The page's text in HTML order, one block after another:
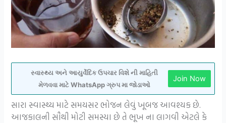
સ્વાસ્થ્ય અને આયુર્વેદિક ઉપચાર વિશે ની માહિતી
મેળવવા માટે WhatsApp ગ્રુપ મા જોડાઓ
Join Now
સારા સ્વાસ્થ્ય માટે સમયસર ભોજન લેવું ખૂબજ આવશ્યક છે.
આજકાલની સૌથી મોટી સમસ્યા છે તે ભૂખ ના લાગવી એટલે કે